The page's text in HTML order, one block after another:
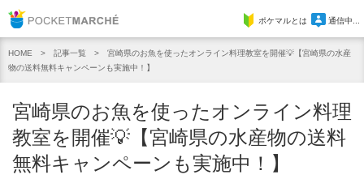
Pocket Marcheポケマルとは 通信中...
HOME 記事一覧
宮崎県のお魚を使ったオンライン料理教室を開催💡【宮崎県の水産
物の送料無料キャンペーンも実施中！】
宮崎県のお魚を使ったオンライン料理
教室を開催💡【宮崎県の水産物の送料
無料キャンペーンも実施中！】